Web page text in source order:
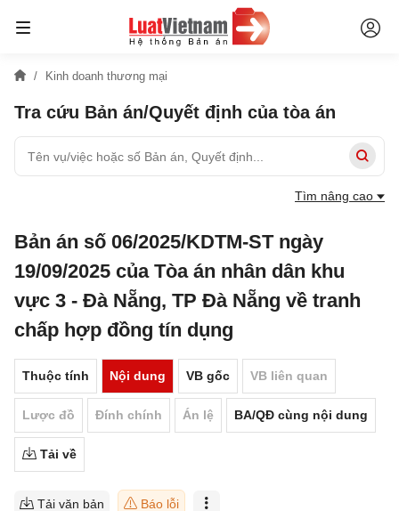
Kinh doanh thương mại
Tra cứu Bản án/Quyết định của tòa án
Tìm nâng cao
Bản án số 06/2025/KDTM-ST ngày
19/09/2025 của Tòa án nhân dân khu
vực 3 - Đà Nẵng, TP Đà Nẵng về tranh
chấp hợp đồng tín dụng
Thuộc tính Nội dung VB gốc VB liên quan
Lược đồ Đính chính Án lệ BA/QĐ cùng nội dung
Tải về
Tải văn bản Báo lỗi